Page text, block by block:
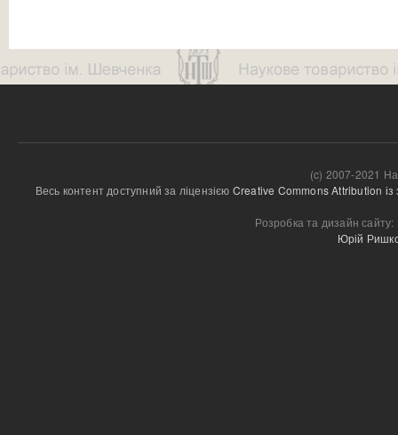
(c) 2007-2021
Весь контент доступний за ліцензією Creative Commons Attribution
Розробка та дизайн сайту:
Юрій